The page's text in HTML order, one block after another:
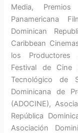
Media,
Panamericana
Dominican
Caribbean
los Productores
Festival de Cine
Tecnológico de
Dominicana de
(ADOCINE),
República
Asociación